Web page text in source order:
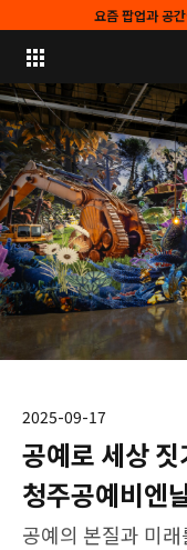
요즘 팝업과 공
2025-09-17
공예로 세상
청주공예비엔
공예의 본질과 미